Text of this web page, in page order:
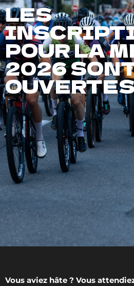
LES
POUR LA
2026
Vous aviez hâte ? Vous